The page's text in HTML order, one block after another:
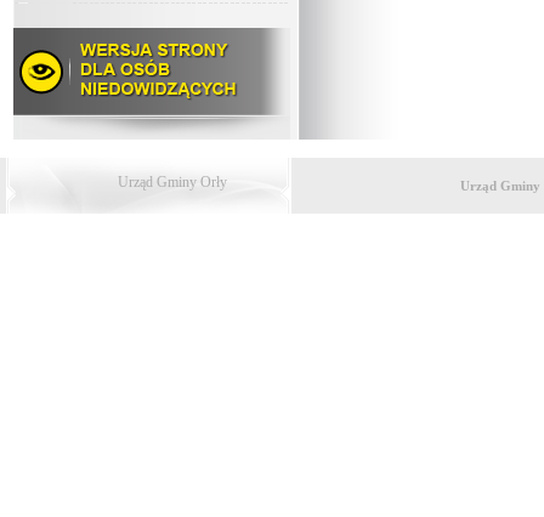
Urząd Gminy Orły Urząd